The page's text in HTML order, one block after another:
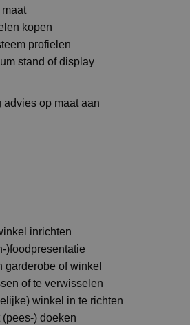
kopen
profielen
stand of display
advies op maat aan
inrichten
)foodpresentatie
of winkel
of te verwisselen
winkel in te richten
) doeken